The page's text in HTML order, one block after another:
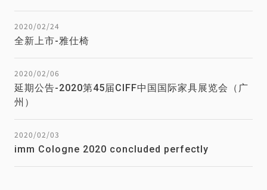
2020/02/24
全新上市-雅仕椅
2020/02/06
延期公告-2020第45届CIFF中国国际家具展览会（广
州）
2020/02/03
imm Cologne 2020 concluded perfectly